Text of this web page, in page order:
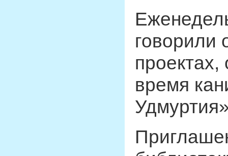
говорили
проектах,
время